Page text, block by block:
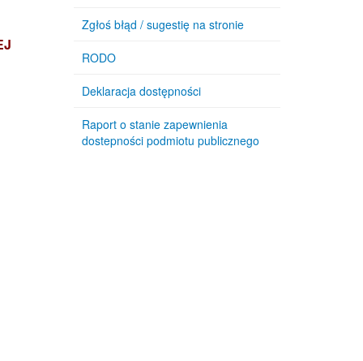
Zgłoś błąd / sugestię na stronie
RODO
Deklaracja dostępności
Raport o stanie zapewnienia
dostepności podmiotu publicznego